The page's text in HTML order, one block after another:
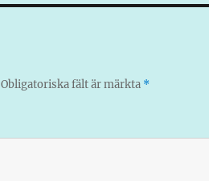
Obligatoriska fält är märkta *